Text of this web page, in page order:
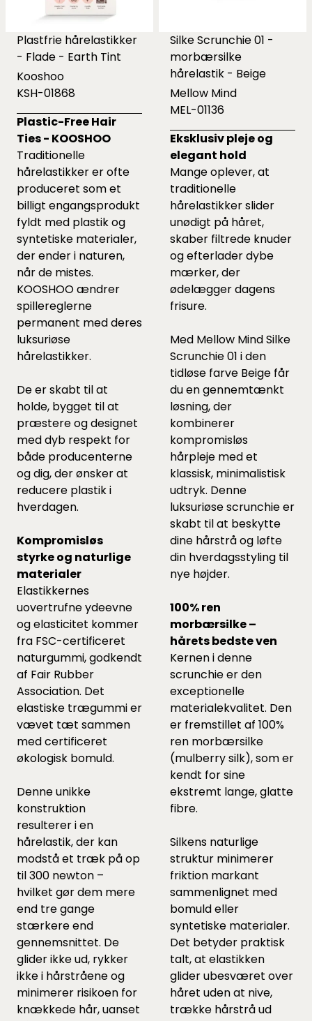
Plastfrie hårelastikker
- Flade - Earth Tint
Kooshoo
KSH-01868
Plastic-Free Hair
Ties - KOOSHOO
Traditionelle
hårelastikker er ofte
produceret som et
billigt engangsprodukt
fyldt med plastik og
syntetiske materialer,
der ender i naturen,
når de mistes.
KOOSHOO ændrer
spillereglerne
permanent med deres
luksuriøse
hårelastikker.
De er skabt til at
holde, bygget til at
præstere og designet
med dyb respekt for
både producenterne
og dig, der ønsker at
reducere plastik i
hverdagen.
Kompromisløs
styrke og naturlige
materialer
Elastikkernes
uovertrufne ydeevne
og elasticitet kommer
fra FSC-certificeret
naturgummi, godkendt
af Fair Rubber
Association. Det
elastiske trægummi er
vævet tæt sammen
med certificeret
økologisk bomuld.
Denne unikke
konstruktion
resulterer i en
hårelastik, der kan
modstå et træk på op
til 300 newton –
hvilket gør dem mere
end tre gange
stærkere end
gennemsnittet. De
glider ikke ud, rykker
ikke i hårstråene og
minimerer risikoen for
knækkede hår, uanset
Silke Scrunchie 01 -
morbærsilke
hårelastik - Beige
Mellow Mind
MEL-01136
Eksklusiv pleje og
elegant hold
Mange oplever, at
traditionelle
hårelastikker slider
unødigt på håret,
skaber filtrede knuder
og efterlader dybe
mærker, der
ødelægger dagens
frisure.
Med Mellow Mind Silke
Scrunchie 01 i den
tidløse farve Beige får
du en gennemtænkt
løsning, der
kombinerer
kompromisløs
hårpleje med et
klassisk, minimalistisk
udtryk. Denne
luksuriøse scrunchie er
skabt til at beskytte
dine hårstrå og løfte
din hverdagsstyling til
nye højder.
100% ren
morbærsilke –
hårets bedste ven
Kernen i denne
scrunchie er den
exceptionelle
materialekvalitet. Den
er fremstillet af 100%
ren morbærsilke
(mulberry silk), som er
kendt for sine
ekstremt lange, glatte
fibre.
Silkens naturlige
struktur minimerer
friktion markant
sammenlignet med
bomuld eller
syntetiske materialer.
Det betyder praktisk
talt, at elastikken
glider ubesværet over
håret uden at nive,
trække hårstrå ud